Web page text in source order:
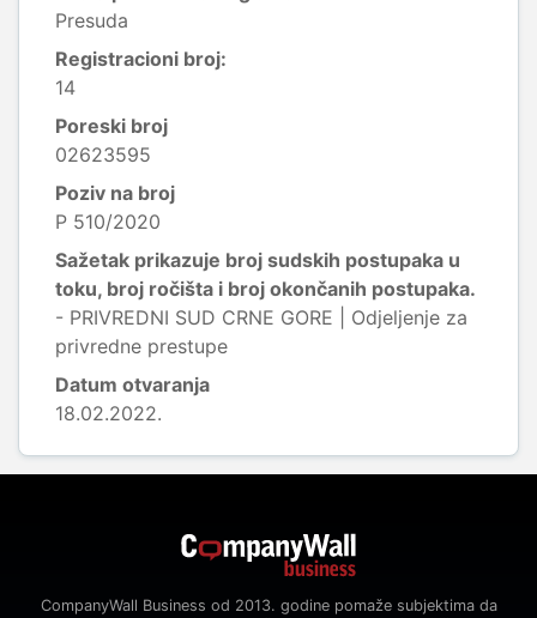
Presuda
Registracioni broj:
14
Poreski broj
02623595
Poziv na broj
P 510/2020
Sažetak prikazuje broj sudskih postupaka u
toku, broj ročišta i broj okončanih postupaka.
- PRIVREDNI SUD CRNE GORE | Odjeljenje za
privredne prestupe
Datum otvaranja
18.02.2022.
CompanyWall Business od 2013. godine pomaže subjektima da